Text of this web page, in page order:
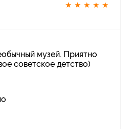
★ ★ ★ ★ ★
музей. Приятно
советское детство)